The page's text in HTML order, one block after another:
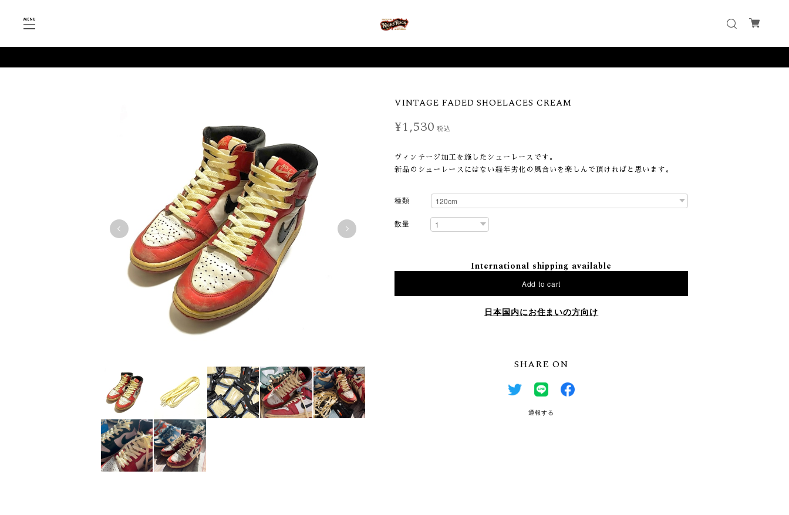
VINTAGE FADED SHOELACES CREAM
¥1,530 税込
ヴィンテージ加工を施したシューレースです。
新品のシューレースにはない経年劣化の風合いを楽しんで頂ければと思います。
種類
数量
International shipping available
Add to cart
日本国内にお住まいの方向け
SHARE ON
通報する